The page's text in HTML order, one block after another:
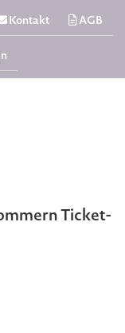
Kontakt AGB
Ticket-